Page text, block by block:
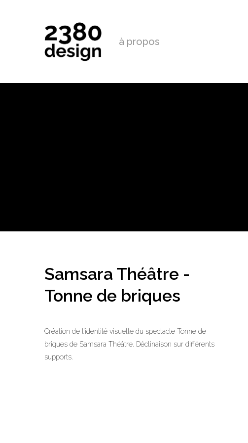
à propos
Samsara Théâtre -
Tonne de briques
Création de l’identité visuelle du spectacle Tonne de
briques de Samsara Théâtre. Déclinaison sur différents
supports.